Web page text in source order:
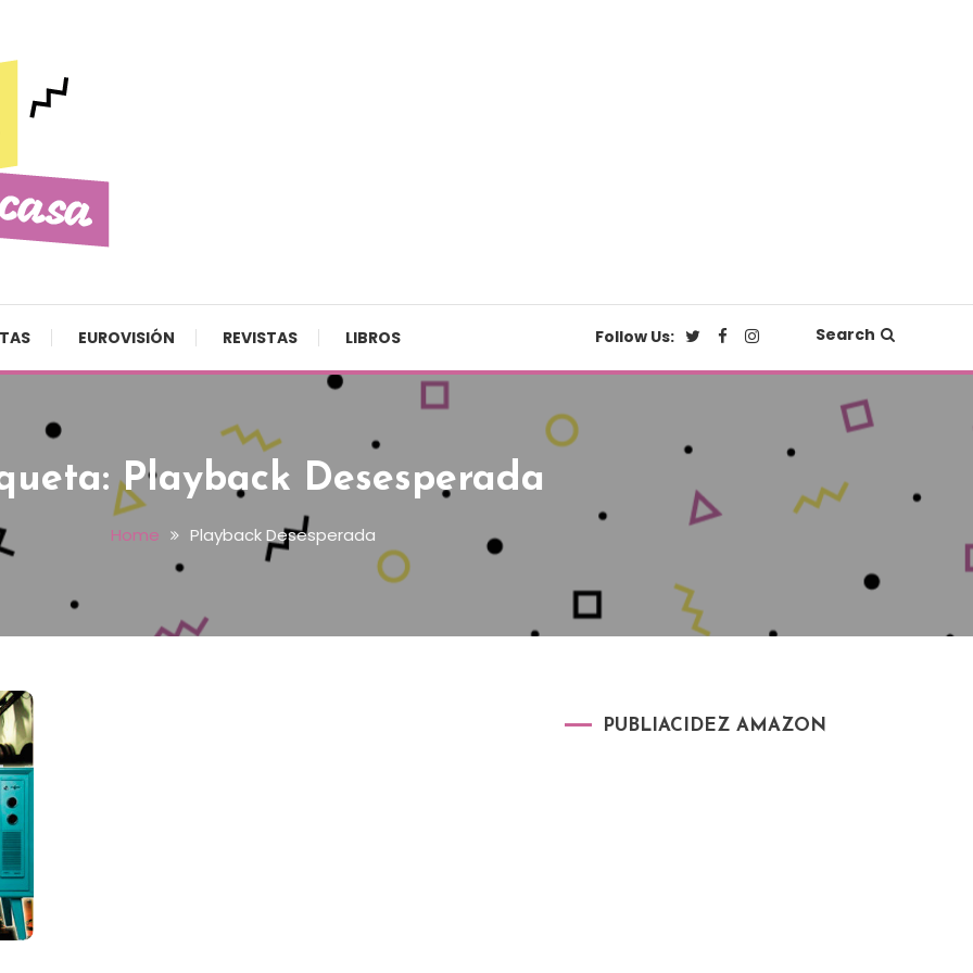
EUROVISIÓN REVISTAS LIBROS Follow Us: Search
Playback Desesperada
Home Playback Desesperada
PUBLIACIDEZ AMAZON